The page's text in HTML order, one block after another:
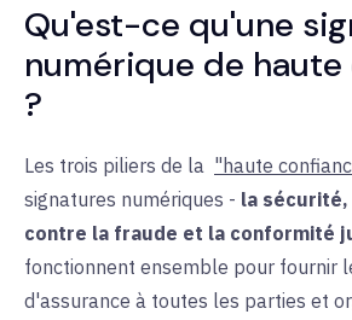
Qu'est-ce qu'une
numérique de
?
Les trois piliers de la "haute
signatures numériques - la
contre la fraude et la conformité
fonctionnent ensemble pour fournir
d'assurance à toutes les parties et